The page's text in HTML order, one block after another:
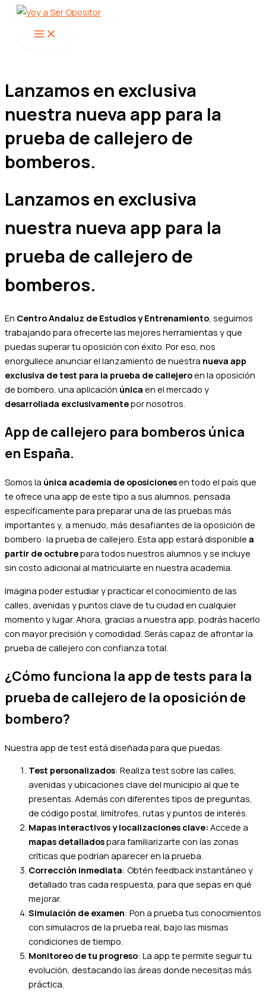
contenido
Menu
Lanzamos en exclusiva
nuestra nueva app para la
prueba de callejero de
bomberos.
Lanzamos en exclusiva
nuestra nueva app para la
prueba de callejero de
bomberos.
En Centro Andaluz de Estudios y Entrenamiento , seguimos
trabajando para ofrecerte las mejores herramientas y que
puedas superar tu oposición con éxito. Por eso, nos
enorgullece anunciar el lanzamiento de nuestra nueva app
exclusiva de test para la prueba de callejeroen la oposición
de bombero, una aplicación única en el mercado y
desarrollada exclusivamentepor nosotros.
App de callejero para bomberos única
en España.
Somos la única academia de oposicionesen todo el país que
te ofrece una app de este tipo a sus alumnos, pensada
específicamente para preparar una de las pruebas más
importantes y, a menudo, más desafiantes de la oposición de
bombero: la prueba de callejero. Esta app estará disponible a
partir de octubrepara todos nuestros alumnos y se incluye
sin costo adicional al matricularte en nuestra academia.
Imagina poder estudiar y practicar el conocimiento de las
calles, avenidas y puntos clave de tu ciudad en cualquier
momento y lugar. Ahora, gracias a nuestra app, podrás hacerlo
con mayor precisión y comodidad. Serás capaz de afrontar la
prueba de callejero con confianza total.
¿Cómo funciona la app de tests para la
prueba de callejero de la oposición de
bombero?
Nuestra app de test está diseñada para que puedas:
Test personalizados: Realiza test sobre las calles,
avenidas y ubicaciones clave del municipio al que te
presentas. Además con diferentes tipos de preguntas,
de código postal, limítrofes, rutas y puntos de interés.
Mapas interactivos y localizaciones clave: Accede a
mapas detalladospara familiarizarte con las zonas
críticas que podrían aparecer en la prueba.
Corrección inmediata: Obtén feedback instantáneo y
detallado tras cada respuesta, para que sepas en qué
mejorar.
Simulación de examen: Pon a prueba tus conocimientos
con simulacros de la prueba real, bajo las mismas
condiciones de tiempo.
Monitoreo de tu progreso: La app te permite seguir tu
evolución, destacando las áreas donde necesitas más
práctica.